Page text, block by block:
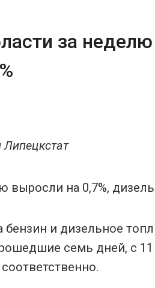
за
и дизельное
семь дней, с 11